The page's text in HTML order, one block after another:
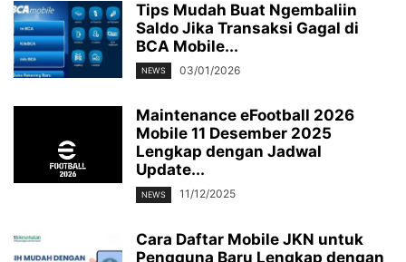
Tips Mudah Buat Ngembaliin
Saldo Jika Transaksi Gagal di
BCA Mobile...
NEWS 03/01/2026
Maintenance eFootball 2026
Mobile 11 Desember 2025
Lengkap dengan Jadwal
Update...
NEWS 11/12/2025
Cara Daftar Mobile JKN untuk
Pengguna Baru Lengkap dengan